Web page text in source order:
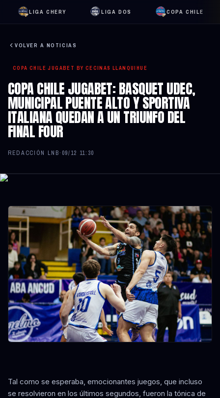
LIGA CHERY LIGA DOS COPA CHILE
VOLVER A NOTICIAS
COPA CHILE JUGABET BY CECINAS LLANQUIHUE
COPA CHILE JUGABET: BASQUET UDEC,
MUNICIPAL PUENTE ALTO Y SPORTIVA
ITALIANA QUEDAN A UN TRIUNFO DEL
FINAL FOUR
REDACCIÓN LNB· 09/12 11:30
Tal como se esperaba, emocionantes juegos, que incluso
se resolvieron en los últimos segundos, fueron la tónica de